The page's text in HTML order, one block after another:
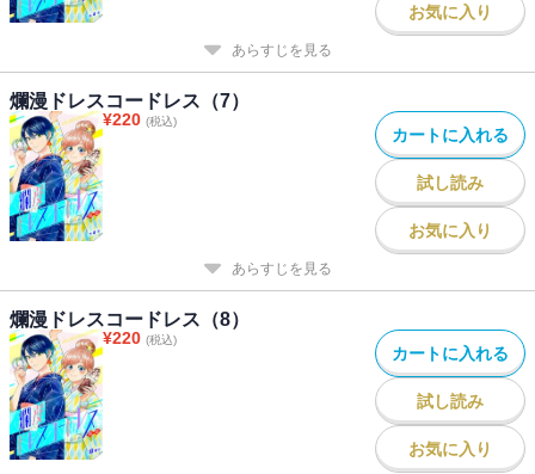
お気に入り
あらすじを見る
爛漫ドレスコードレス（7）
¥220 (税込)
カートに入れる
試し読み
お気に入り
あらすじを見る
爛漫ドレスコードレス（8）
¥220 (税込)
カートに入れる
試し読み
お気に入り